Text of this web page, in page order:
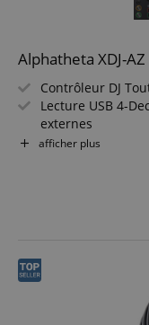
Alphatheta XDJ-
Contrôleur DJ
Lecture USB 4-
externes
Écran tactile 10,1
Boutons
Changement
Compatible
afficher plus